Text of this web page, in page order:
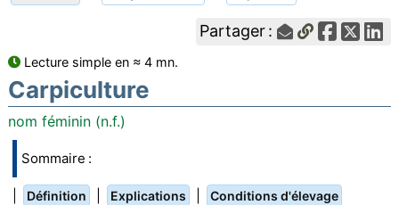
Partager :
Lecture simple en ≈ 4 mn.
Carpiculture
nom féminin (n.f.)
Sommaire :
Définition Explications Conditions d'élevage